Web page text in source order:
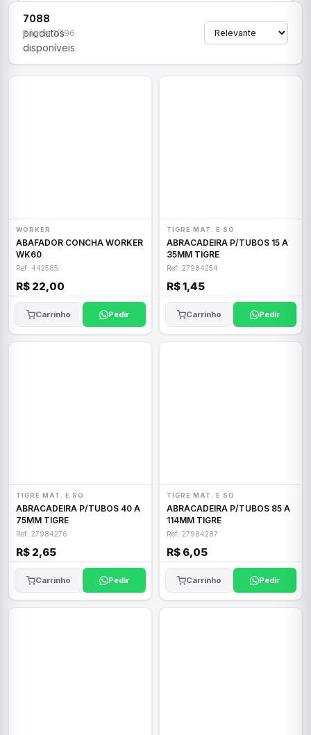
7088
produtos
disponíveis
Página 1/296
WORKER
ABAFADOR CONCHA WORKER
WK60
Ref: 442585
R$ 22,00
Carrinho Pedir
TIGRE MAT. E SO
ABRACADEIRA P/TUBOS 15 A
35MM TIGRE
Ref: 27984254
R$ 1,45
Carrinho Pedir
TIGRE MAT. E SO
ABRACADEIRA P/TUBOS 40 A
75MM TIGRE
Ref: 27984276
R$ 2,65
Carrinho Pedir
TIGRE MAT. E SO
ABRACADEIRA P/TUBOS 85 A
114MM TIGRE
Ref: 27984287
R$ 6,05
Carrinho Pedir